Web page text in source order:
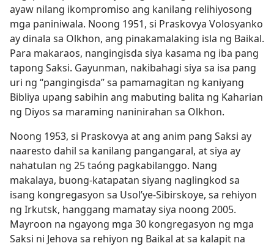
ayaw nilang ikompromiso ang kanilang relihiyosong
mga paniniwala. Noong 1951, si Praskovya Volosyanko
ay dinala sa Olkhon, ang pinakamalaking isla ng Baikal.
Para makaraos, nangingisda siya kasama ng iba pang
tapong Saksi. Gayunman, nakibahagi siya sa isa pang
uri ng “pangingisda” sa pamamagitan ng kaniyang
Bibliya upang sabihin ang mabuting balita ng Kaharian
ng Diyos sa maraming naninirahan sa Olkhon.
Noong 1953, si Praskovya at ang anim pang Saksi ay
naaresto dahil sa kanilang pangangaral, at siya ay
nahatulan ng 25 taóng pagkabilanggo. Nang
makalaya, buong-katapatan siyang naglingkod sa
isang kongregasyon sa Usol’ye-Sibirskoye, sa rehiyon
ng Irkutsk, hanggang mamatay siya noong 2005.
Mayroon na ngayong mga 30 kongregasyon ng mga
Saksi ni Jehova sa rehiyon ng Baikal at sa kalapit na